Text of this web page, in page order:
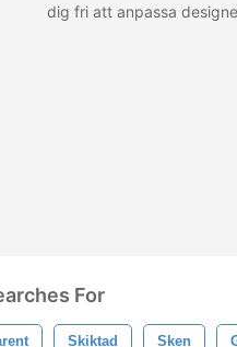
dig fri att anpassa
For
Skiktad Sken